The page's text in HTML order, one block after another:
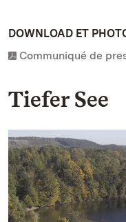
DOWNLOAD ET
Communiqué de
Tiefer See